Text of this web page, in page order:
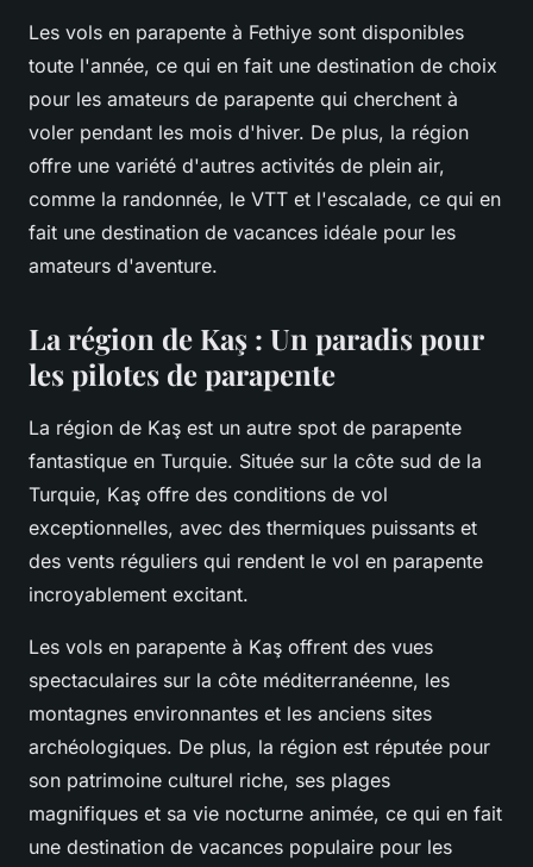
Les vols en parapente à Fethiye sont disponibles
toute l'année, ce qui en fait une destination de choix
pour les amateurs de parapente qui cherchent à
voler pendant les mois d'hiver. De plus, la région
offre une variété d'autres activités de plein air,
comme la randonnée, le VTT et l'escalade, ce qui en
fait une destination de vacances idéale pour les
amateurs d'aventure.
La région de Kaş : Un paradis pour
les pilotes de parapente
La région de Kaş est un autre spot de parapente
fantastique en Turquie. Située sur la côte sud de la
Turquie, Kaş offre des conditions de vol
exceptionnelles, avec des thermiques puissants et
des vents réguliers qui rendent le vol en parapente
incroyablement excitant.
Les vols en parapente à Kaş offrent des vues
spectaculaires sur la côte méditerranéenne, les
montagnes environnantes et les anciens sites
archéologiques. De plus, la région est réputée pour
son patrimoine culturel riche, ses plages
magnifiques et sa vie nocturne animée, ce qui en fait
une destination de vacances populaire pour les